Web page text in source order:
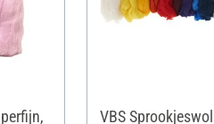
VBS